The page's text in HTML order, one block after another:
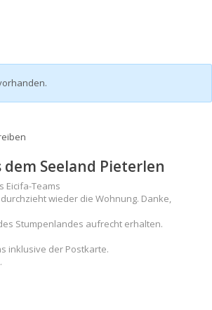
dem Seeland Pieterlen
Eicifa-Teams
wieder die Wohnung. Danke,
Stumpenlandes aufrecht erhalten.
inklusive der Postkarte.